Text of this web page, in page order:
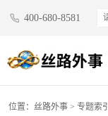
400-680-8581
位置： 丝路外事 > 专题索引